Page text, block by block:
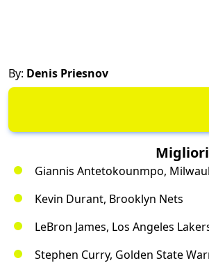
By: Denis Priesnov
Migliori
Giannis Antetokounmpo,
Kevin Durant, Brooklyn Nets
LeBron James, Los Angeles
Stephen Curry, Golden State